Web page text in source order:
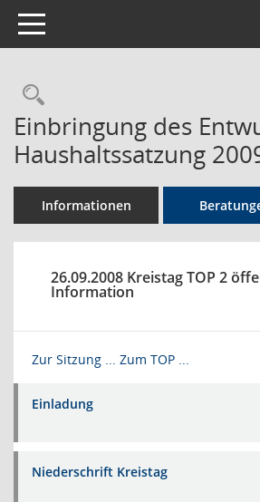
Toggle navigation
Rechercheauswahl
Einbringung des
Haushaltssatzung
Informationen
26.09.2008 Kreistag TOP 2
Information
Zur Sitzung ... Zum TOP ...
Einladung
Niederschrift Kreistag